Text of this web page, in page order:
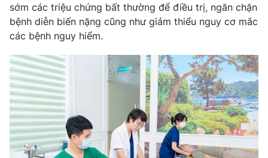
® Cấm sao chép dưới mọi hình thức nếu không có sự chấp
thuận bằng văn bản. Ghi rõ nguồn VTV.vn khi phát hành lại
thông tin từ website này.
sớm các triệu chứng bất thường để điều trị, ngăn chặn
bệnh diễn biến nặng cũng như giảm thiểu nguy cơ mắc
các bệnh nguy hiểm.